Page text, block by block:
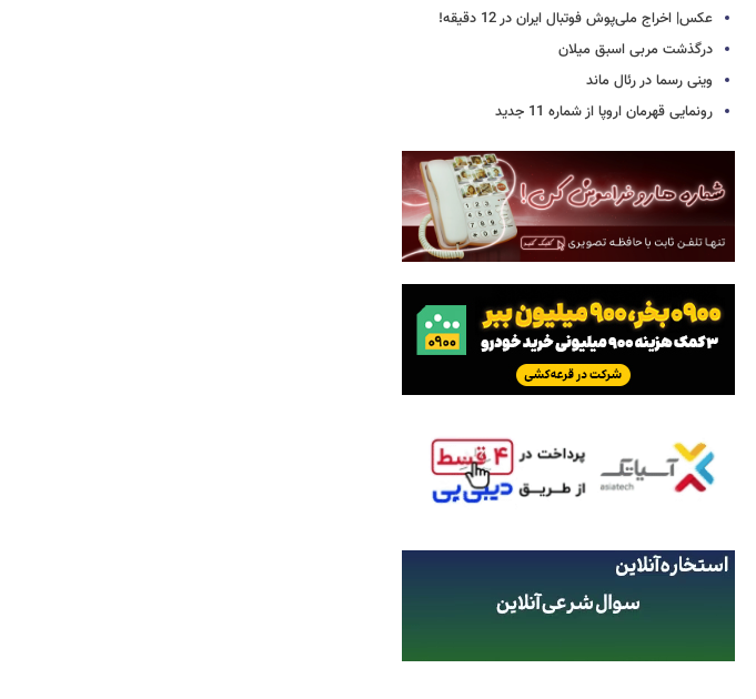
عکس| اخراج ملی‌پوش فوتبال ایران در 12 دقیقه!
درگذشت مربی اسبق میلان
وینی رسما در رئال ماند
رونمایی قهرمان اروپا از شماره 11 جدید